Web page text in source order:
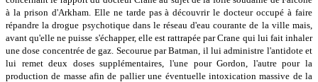
à la prison d'Arkham. Elle ne tarde pas à découvrir le docteur occupé à faire
répandre la drogue psychotique dans le réseau d'eau courante de la ville mais,
avant qu'elle ne puisse s'échapper, elle est rattrapée par Crane qui lui fait inhaler
une dose concentrée de gaz. Secourue par Batman, il lui administre l'antidote et
lui remet deux doses supplémentaires, l'une pour Gordon, l'autre pour la
production de masse afin de pallier une éventuelle intoxication massive de la